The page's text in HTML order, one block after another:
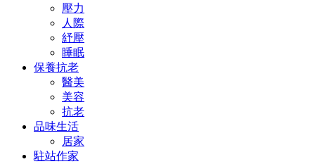
壓力
人際
紓壓
睡眠
保養抗老
醫美
美容
抗老
品味生活
居家
駐站作家